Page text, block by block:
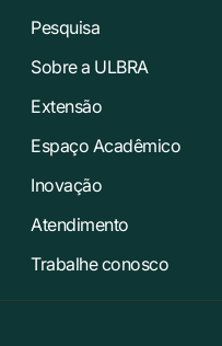
Pesquisa
Sobre a ULBRA
Extensão
Espaço Acadêmico
Inovação
Atendimento
Trabalhe conosco